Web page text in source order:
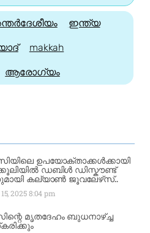
ഇന്ത്യ
makkah
ആരോഗ്യം
ഉപയോക്താക്കൾക്കായി
ഡബിൾ ഡിസ്കൗണ്ട്
കല്യാൺ ജൂവലേഴ്‌സ്..
20258:04 pm
മൃതദേഹം ബുധനാഴ്ച്ച